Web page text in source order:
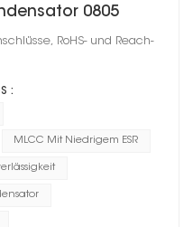
0805
RoHS- und Reach-
:
MLCC Mit Niedrigem ESR